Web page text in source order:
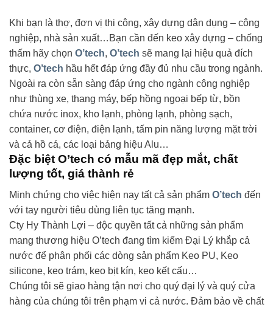
Khi bạn là thợ, đơn vị thi công, xây dựng dân dụng – công
nghiệp, nhà sản xuất…Bạn cần đến keo xây dựng – chống
thấm hãy chọn O’tech, O’tech sẽ mang lại hiệu quả đích
thực, O’tech hầu hết đáp ứng đầy đủ nhu cầu trong ngành.
Ngoài ra còn sẵn sàng đáp ứng cho ngành công nghiệp
như thùng xe, thang máy, bếp hồng ngoại bếp từ, bồn
chứa nước inox, kho lạnh, phòng lạnh, phòng sạch,
container, cơ điện, điện lạnh, tấm pin năng lượng mặt trời
và cả hồ cá, các loại bảng hiệu Alu…
Đặc biệt O’tech có mẫu mã đẹp mắt, chất
lượng tốt, giá thành rẻ
Minh chứng cho việc hiện nay tất cả sản phẩm O’tech đến
với tay người tiêu dùng liên tục tăng mạnh.
Cty Hy Thành Lợi – độc quyền tất cả những sản phẩm
mang thương hiệu O’tech đang tìm kiếm Đại Lý khắp cả
nước để phân phối các dòng sản phẩm Keo PU, Keo
silicone, keo trám, keo bịt kín, keo kết cấu…
Chúng tôi sẽ giao hàng tận nơi cho quý đại lý và quý cửa
hàng của chúng tôi trên phạm vi cả nước. Đảm bảo về chất